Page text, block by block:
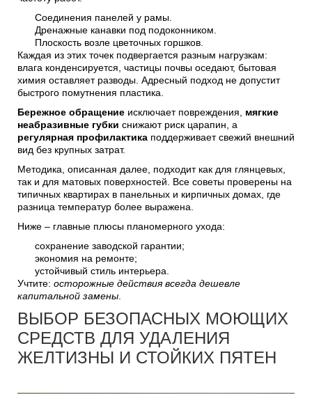
Соединения панелей у рамы.
Дренажные канавки под подоконником.
Плоскость возле цветочных горшков.
Каждая из этих точек подвергается разным нагрузкам:
влага конденсируется, частицы почвы оседают, бытовая
химия оставляет разводы. Адресный подход не допустит
быстрого помутнения пластика.
Бережное обращение исключает повреждения, мягкие
неабразивные губки снижают риск царапин, а
регулярная профилактика поддерживает свежий внешний
вид без крупных затрат.
Методика, описанная далее, подходит как для глянцевых,
так и для матовых поверхностей. Все советы проверены на
типичных квартирах в панельных и кирпичных домах, где
разница температур более выражена.
Ниже – главные плюсы планомерного ухода:
сохранение заводской гарантии;
экономия на ремонте;
устойчивый стиль интерьера.
Учтите: осторожные действия всегда дешевле
капитальной замены
ВЫБОР БЕЗОПАСНЫХ МОЮЩИХ
СРЕДСТВ ДЛЯ УДАЛЕНИЯ
ЖЕЛТИЗНЫ И СТОЙКИХ ПЯТЕН